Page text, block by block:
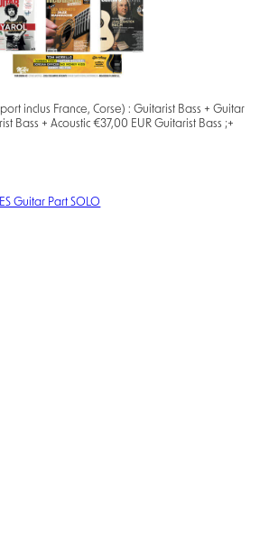
inclus France, Corse) : Guitarist Bass + Guitar
Bass + Acoustic €37,00 EUR Guitarist Bass ;+
Guitar Part SOLO